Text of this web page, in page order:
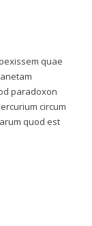
quae
paradoxon
circum
quod est